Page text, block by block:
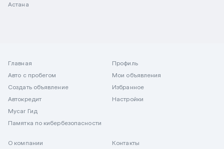
Астана
Главная
Авто с пробегом
Создать объявление
Автокредит
Mycar Гид
Памятка по кибербезопасности
Профиль
Мои объявления
Избранное
Настройки
О компании
Контакты